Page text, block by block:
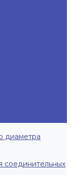
диаметра
соединительных